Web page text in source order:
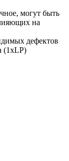
могут быть
на
дефектов
(1xLP)